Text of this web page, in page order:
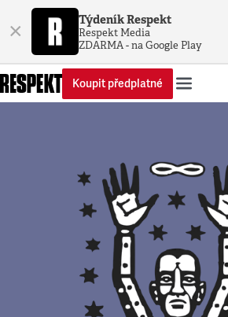
× Týdeník Respekt
Respekt Media
ZDARMA - na Google Play
Koupit předplatné